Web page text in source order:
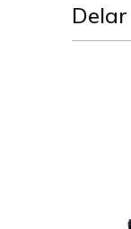
Delar